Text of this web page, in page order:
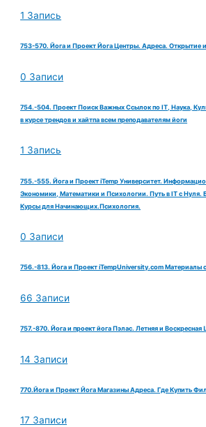
1 Запись
753-570. Йога и Проект Йога Центры. Адреса. Открытие
0 Записи
754.-504. Проект Поиск Важных Ссылок по IT, Наука,
в курсе трендов и хайтпа всем преподавателям йоги
1 Запись
755.-555. Йога и Проект iTemp Университет.
Экономики, Математики и Психологии. Путь в IT с Нуля.
Курсы для Начинающих.Психология.
0 Записи
756.-813. Йога и Проект iTempUniversity.com Материалы
66 Записи
757.-870. Йога и проект йога Пэлас. Летняя и
14 Записи
770.Йога и Проект Йога Магазины Адреса. Где Купить
17 Записи